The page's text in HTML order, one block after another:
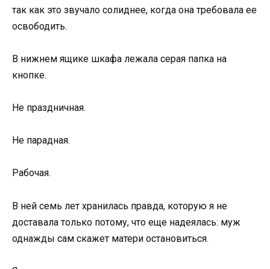
так как это звучало солиднее, когда она требовала ее
освободить.
В нижнем ящике шкафа лежала серая папка на
кнопке.
Не праздничная.
Не парадная.
Рабочая.
В ней семь лет хранилась правда, которую я не
доставала только потому, что еще надеялась: муж
однажды сам скажет матери остановиться.